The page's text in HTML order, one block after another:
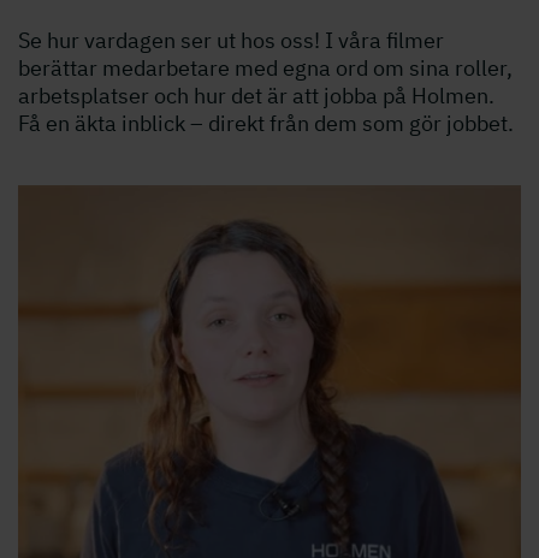
Se hur vardagen ser ut hos oss! I våra filmer
berättar medarbetare med egna ord om sina roller,
arbetsplatser och hur det är att jobba på Holmen.
Få en äkta inblick – direkt från dem som gör jobbet.